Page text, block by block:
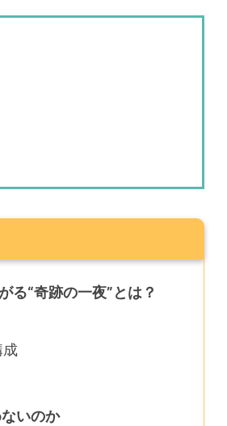
る“奇跡の一夜”とは？
成
いのか